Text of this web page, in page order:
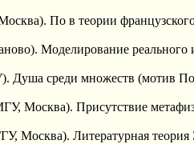
По в теории французского
Моделирование реального
среди множеств (мотив По
Москва). Присутствие
Литературная теория